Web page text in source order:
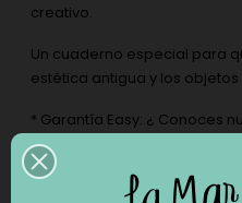
creativo.
Un cuaderno especial para
estética antigua y los
* Garantía Easy: ¿ Conoces
y devuelve sin problemas
telefónica con personas
Físicas en la Terreta.